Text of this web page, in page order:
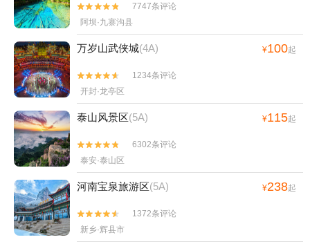


7747条评论
阿坝·九寨沟县
万岁山武侠城(4A) ¥100起


1234条评论
开封·龙亭区
泰山风景区(5A) ¥115起


6302条评论
泰安·泰山区
河南宝泉旅游区(5A) ¥238起


1372条评论
新乡·辉县市